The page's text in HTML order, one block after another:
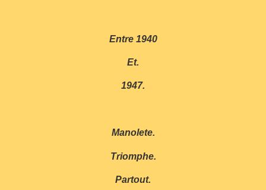
Entre 1940
Et.
1947.
Manolete.
Triomphe.
Partout.